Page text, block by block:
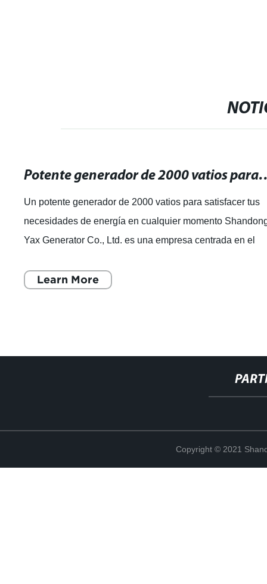
Potente generador de 2000 vatios
Un potente generador de 2000 vatios para satisfacer tus
necesidades de energía en cualquier momento
Yax Generator Co., Ltd. es una empresa centrada en el
Learn More
Copyright © 2021